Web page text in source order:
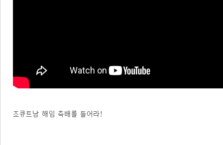
조큐트남 해임 축배를 들어라!